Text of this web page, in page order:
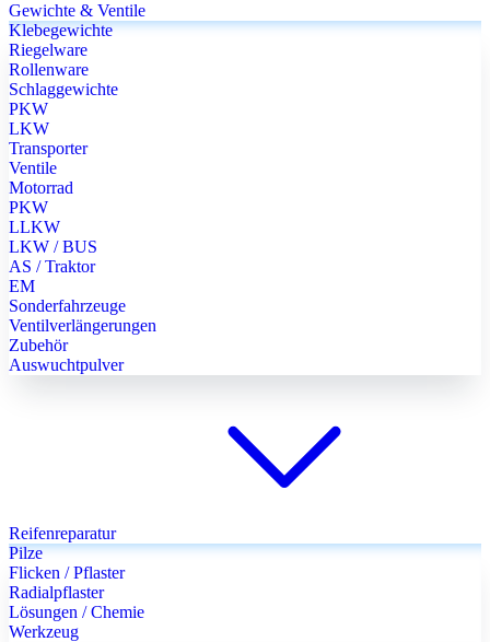
Gewichte & Ventile
Klebegewichte
Riegelware
Rollenware
Schlaggewichte
PKW
LKW
Transporter
Ventile
Motorrad
PKW
LLKW
LKW / BUS
AS / Traktor
EM
Sonderfahrzeuge
Ventilverlängerungen
Zubehör
Auswuchtpulver
Reifenreparatur
Pilze
Flicken / Pflaster
Radialpflaster
Lösungen / Chemie
Werkzeug